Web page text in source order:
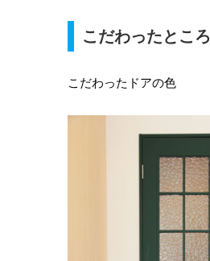
こだわったところ
こだわったドアの色